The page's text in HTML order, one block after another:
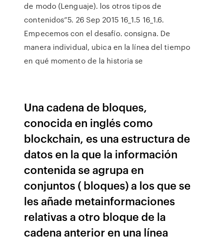
de modo (Lenguaje). los otros tipos de
contenidos”5. 26 Sep 2015 16_1.5 16_1.6.
Empecemos con el desafío. consigna. De
manera individual, ubica en la línea del tiempo
en qué momento de la historia se
Una cadena de bloques,​
conocida en inglés como
blockchain,​​​​​ es una estructura de
datos en la que la información
contenida se agrupa en
conjuntos ( bloques) a los que se
les añade metainformaciones
relativas a otro bloque de la
cadena anterior en una línea